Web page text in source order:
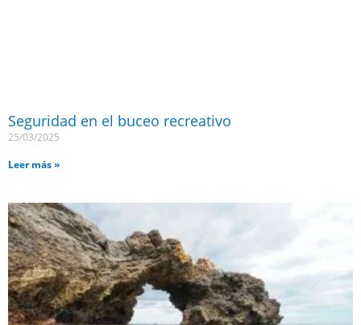
Seguridad en el buceo recreativo
25/03/2025
Leer más »